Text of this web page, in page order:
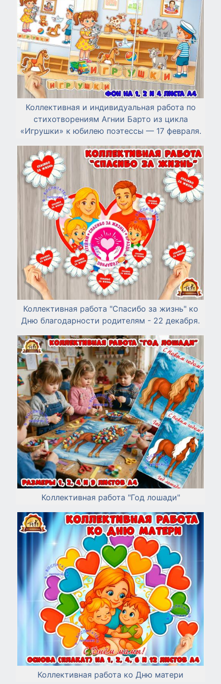
Коллективная и индивидуальная работа по
стихотворениям Агнии Барто из цикла
«Игрушки» к юбилею поэтессы — 17 февраля.
Коллективная работа "Спасибо за жизнь" ко
Дню благодарности родителям - 22 декабря.
Коллективная работа "Год лошади"
Коллективная работа ко Дню матери